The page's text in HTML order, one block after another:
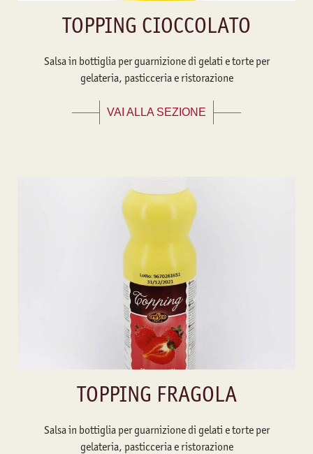
TOPPING CIOCCOLATO
Salsa in bottiglia per guarnizione di gelati e torte per
gelateria, pasticceria e ristorazione
VAI ALLA SEZIONE
TOPPING FRAGOLA
Salsa in bottiglia per guarnizione di gelati e torte per
gelateria, pasticceria e ristorazione